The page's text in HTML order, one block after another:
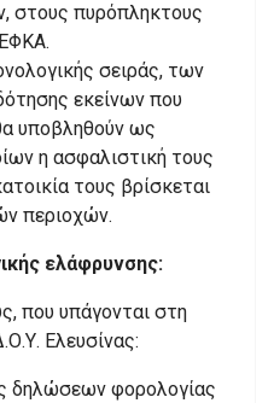
στους πυρόπληκτους
σειράς, των
εκείνων που
υποβληθούν ως
η ασφαλιστική τους
τους βρίσκεται
περιοχών.
ελάφρυνσης:
που υπάγονται στη
Ελευσίνας:
δηλώσεων φορολογίας